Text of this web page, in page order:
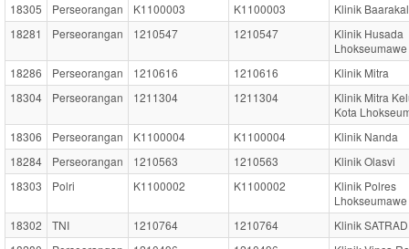
18305
Perseorangan K1100003 K1100003
Klinik
18281
Perseorangan 1210547 1210547
Klinik Husada
Lhokseumawe
18286
Perseorangan 1210616 1210616
Klinik Mitra
18304
Perseorangan 1211304 1211304
Klinik Mitra
Kota
18306
Perseorangan K1100004 K1100004
Klinik Nanda
18284
Perseorangan 1210563 1210563
Klinik Olasvi
18303
Polri K1100002 K1100002
Klinik Polres
Lhokseumawe
18302
TNI 1210764 1210764
Klinik